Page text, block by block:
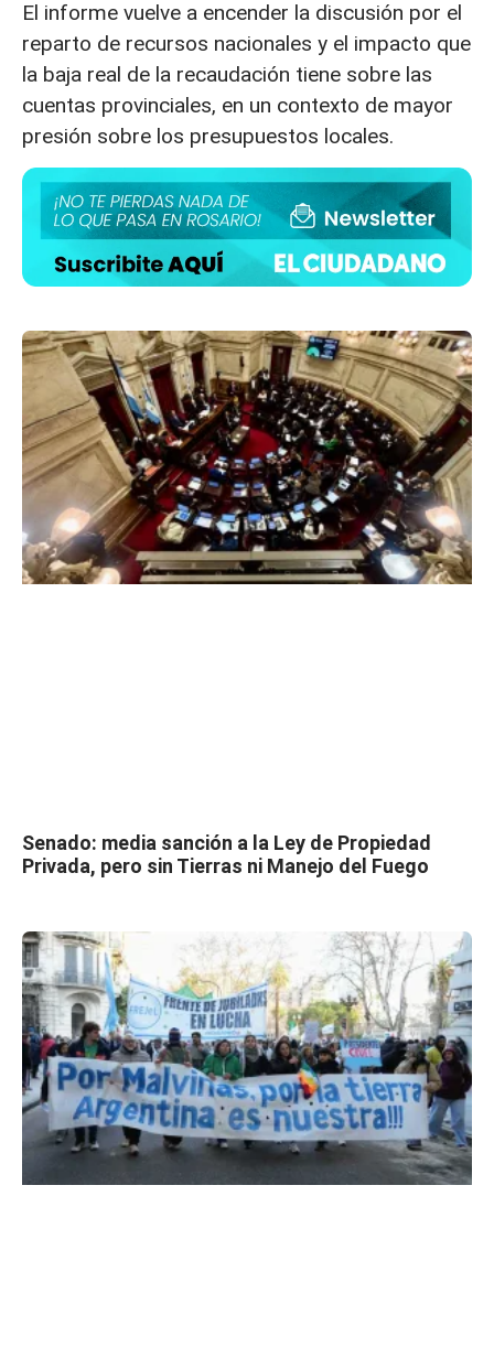
El informe vuelve a encender la discusión por el
reparto de recursos nacionales y el impacto que
la baja real de la recaudación tiene sobre las
cuentas provinciales, en un contexto de mayor
presión sobre los presupuestos locales.
Senado: media sanción a la Ley de Propiedad
Privada, pero sin Tierras ni Manejo del Fuego